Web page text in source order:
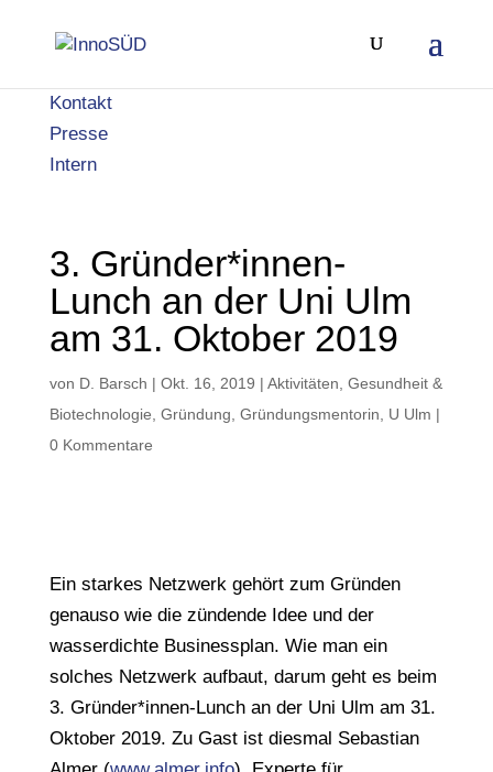
Kontakt
Presse
Intern
3. Gründer*innen-
Lunch an der Uni Ulm
am 31. Oktober 2019
von D. Barsch | Okt. 16, 2019 | Aktivitäten Gesundheit &
Biotechnologie Gründung Gründungsmentorin U Ulm |
0 Kommentare
Ein starkes Netzwerk gehört zum Gründen
genauso wie die zündende Idee und der
wasserdichte Businessplan. Wie man ein
solches Netzwerk aufbaut, darum geht es beim
3. Gründer*innen-Lunch an der Uni Ulm am 31.
Oktober 2019. Zu Gast ist diesmal Sebastian